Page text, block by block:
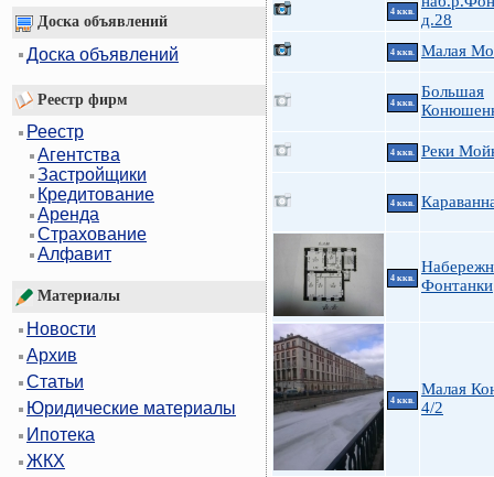
Доска объявлений
Доска объявлений
Реестр фирм
Реестр
Агентства
Застройщики
Кредитование
Аренда
Страхование
Алфавит
Материалы
Новости
Архив
Статьи
Юридические материалы
Ипотека
ЖКХ
4 ккв.
д.28
4 ккв. Малая
4 ккв.
Большая
4 ккв. Реки
4 ккв.
4 ккв.
Фонтанки
4 ккв.
Малая
4/2